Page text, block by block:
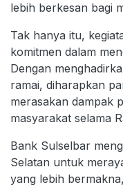
lebih berkesan bagi
Tak hanya itu,
komitmen dalam
Dengan
ramai, diharapkan
merasakan dampak
masyarakat selama
Bank Sulselbar
Selatan untuk
yang lebih